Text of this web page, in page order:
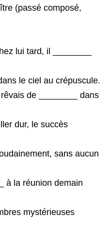
(passé composé,
lui tard, il ________
le ciel au crépuscule.
de ________ dans
dur, le succès
sans aucun
à la réunion demain
mystérieuses